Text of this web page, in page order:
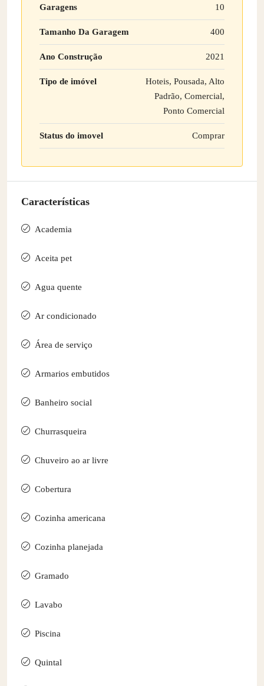
Garagens 10
Tamanho Da Garagem 400
Ano Construção 2021
Tipo de imóvel
Hoteis, Pousada, Alto
Padrão, Comercial,
Ponto Comercial
Status do imovel Comprar
Características
Academia
Aceita pet
Agua quente
Ar condicionado
Área de serviço
Armarios embutidos
Banheiro social
Churrasqueira
Chuveiro ao ar livre
Cobertura
Cozinha americana
Cozinha planejada
Gramado
Lavabo
Piscina
Quintal